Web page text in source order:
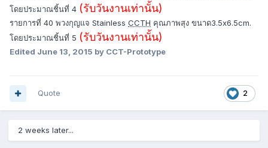
โดยประมาณชิ้นที่ 4 (รับวันงานเท่านั้น)
รายการที่ 40 พวงกุญแจ Stainless CCTH คุณภาพสุง ขนาด3.5x6.5cm.
โดยประมาณชิ้นที่ 5 (รับวันงานเท่านั้น)
Edited June 13, 2015 by CCT-Prototype
2
Quote
2 weeks later...